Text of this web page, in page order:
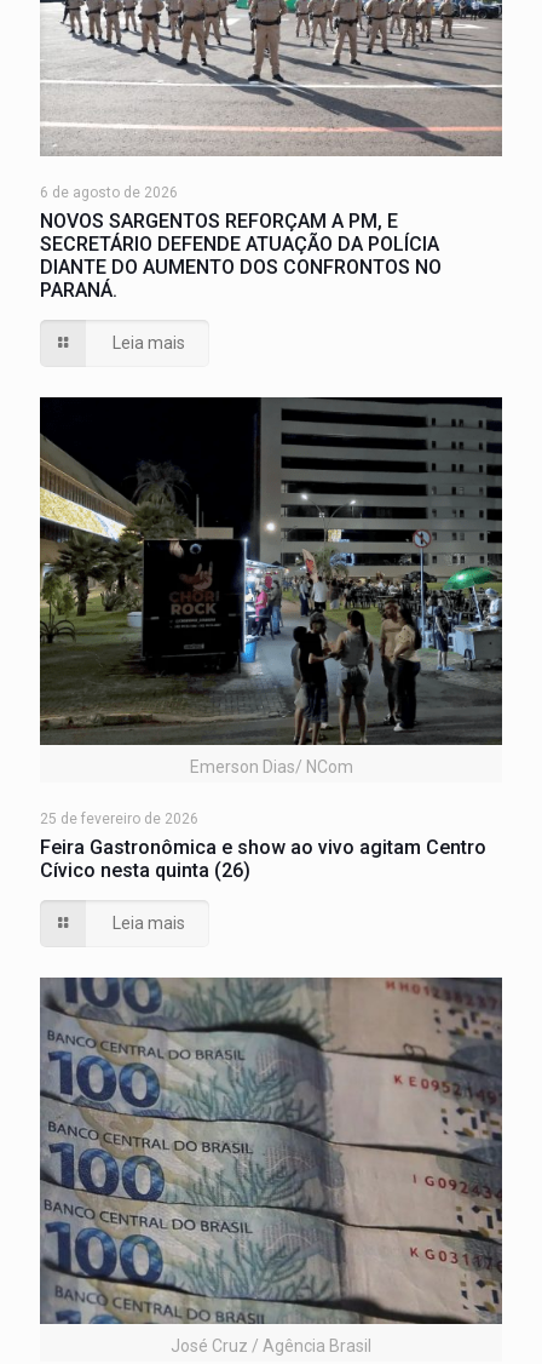
6 de agosto de 2026
NOVOS SARGENTOS REFORÇAM A PM, E
SECRETÁRIO DEFENDE ATUAÇÃO DA POLÍCIA
DIANTE DO AUMENTO DOS CONFRONTOS NO
PARANÁ.
Leia mais
Emerson Dias/ NCom
25 de fevereiro de 2026
Feira Gastronômica e show ao vivo agitam Centro
Cívico nesta quinta (26)
Leia mais
José Cruz / Agência Brasil